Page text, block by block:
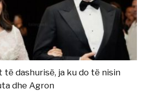
të dashurisë, ja ku do të nisin
dhe Agron